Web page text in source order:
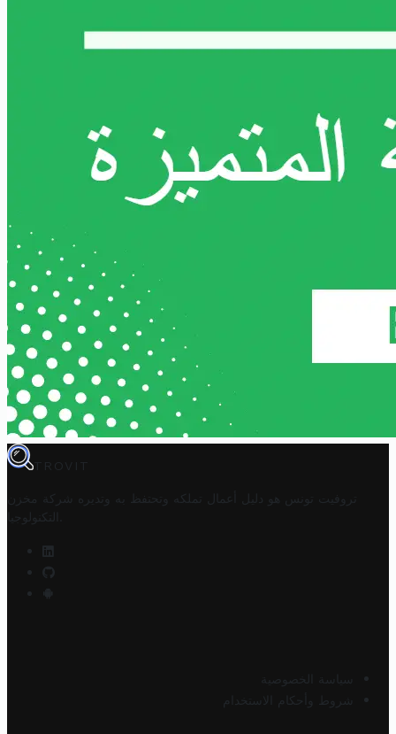
TROVIT
تروفيت تونس هو دليل أعمال تملكه وتحتفظ به وتديره
شركة مخزن
التكنولوجيا
سياسة الخصوصية
شروط وأحكام الاستخدام